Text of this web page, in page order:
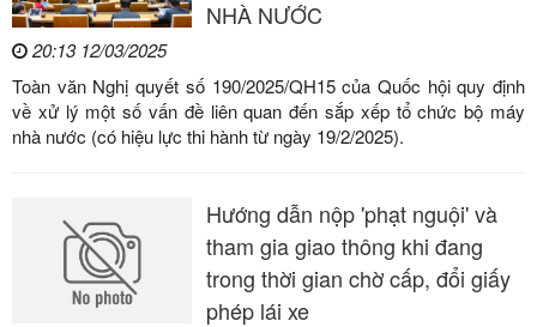
NHÀ NƯỚC
20:13 12/03/2025
Toàn văn Nghị quyết số 190/2025/QH15 của Quốc hội quy định
về xử lý một số vấn đề liên quan đến sắp xếp tổ chức bộ máy
nhà nước (có hiệu lực thi hành từ ngày 19/2/2025).
Hướng dẫn nộp 'phạt nguội' và
tham gia giao thông khi đang
trong thời gian chờ cấp, đổi giấy
phép lái xe